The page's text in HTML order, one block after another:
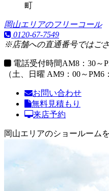
町
岡山エリアのフリーコール
0120-67-7549
※店舗への直通番号ではご
電話受付時間AM8：30～
（土、日曜 AM9：00～PM6
お問い合わせ
無料見積もり
来店予約
岡山エリアのショールーム